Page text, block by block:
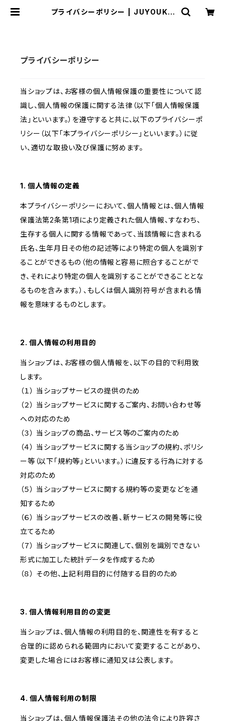
プライバシーポリシー | JUYOUKA
プライバシーポリシー
当ショップは、お客様の個人情報保護の重要性について認
識し、個人情報の保護に関する法律（以下「個人情報保護
法」といいます。）を遵守すると共に、以下のプライバシーポ
リシー（以下「本プライバシーポリシー」といいます。）に従
い、適切な取扱い及び保護に努めます。
1. 個人情報の定義
本プライバシーポリシーにおいて、個人情報とは、個人情報
保護法第2条第1項により定義された個人情報、すなわち、
生存する個人に関する情報であって、当該情報に含まれる
氏名、生年月日その他の記述等により特定の個人を識別す
ることができるもの（他の情報と容易に照合することがで
き、それにより特定の個人を識別することができることとな
るものを含みます。）、もしくは個人識別符号が含まれる情
報を意味するものとします。
2. 個人情報の利用目的
当ショップは、お客様の個人情報を、以下の目的で利用致
します。
（１） 当ショップサービスの提供のため
（２） 当ショップサービスに関するご案内、お問い合わせ等
への対応のため
（３） 当ショップの商品、サービス等のご案内のため
（４） 当ショップサービスに関する当ショップの規約、ポリシ
ー等（以下「規約等」といいます。）に違反する行為に対する
対応のため
（５） 当ショップサービスに関する規約等の変更などを通
知するため
（６） 当ショップサービスの改善、新サービスの開発等に役
立てるため
（７） 当ショップサービスに関連して、個別を識別できない
形式に加工した統計データを作成するため
（８） その他、上記利用目的に付随する目的のため
3. 個人情報利用目的の変更
当ショップは、個人情報の利用目的を、関連性を有すると
合理的に認められる範囲内において変更することがあり、
変更した場合にはお客様に通知又は公表します。
4. 個人情報利用の制限
当ショップは、個人情報保護法その他の法令により許容さ